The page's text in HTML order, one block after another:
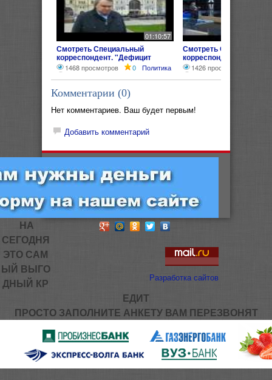
01:10:57
Смотреть Специальный
корреспондент. "Дефицит
памяти" (21.05.2013) Фильм
Аркадия Мамонтова
1468 просмотров 0 Политика
Смотреть Специальный
корреспондент. О
здоровье (16.04.2013)
1426 просмотров
Комментарии (0)
Нет комментариев. Ваш будет первым!
Добавить комментарий
Разработка сайтов
НА
СЕГОДНЯ
ЭТО САМ
ЫЙ ВЫГО
ДНЫЙ КР
ЕДИТ
ПРОСТО ЗАПОЛНИТЕ АНКЕТУ ВАМ ПЕРЕЗВОНЯТ